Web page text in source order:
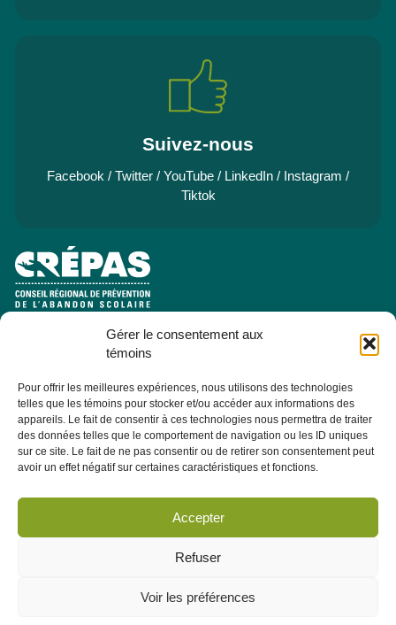
Gérer le consentement aux
témoins
Pour offrir les meilleures expériences, nous utilisons des technologies
telles que les témoins pour stocker et/ou accéder aux informations des
appareils. Le fait de consentir à ces technologies nous permettra de traiter
des données telles que le comportement de navigation ou les ID uniques
sur ce site. Le fait de ne pas consentir ou de retirer son consentement peut
avoir un effet négatif sur certaines caractéristiques et fonctions.
Accepter
Refuser
Voir les préférences
Suivez-nous
Facebook / Twitter / YouTube / LinkedIn / Instagram /
Tiktok
Pavillon Manicouagan, 7
Jonquière (Québec) G7X 7W2
Consulter la section À PROPOS - ÉQUIPE pour les coordonnées
des membres de l'équipe.
Abonnez-vous dès maintenant à notre infolettre pour recevoir
toutes les actualités, les évènements et autres concernant le